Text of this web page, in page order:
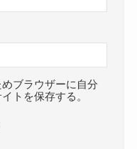
ブラウザーに自分
トを保存する。